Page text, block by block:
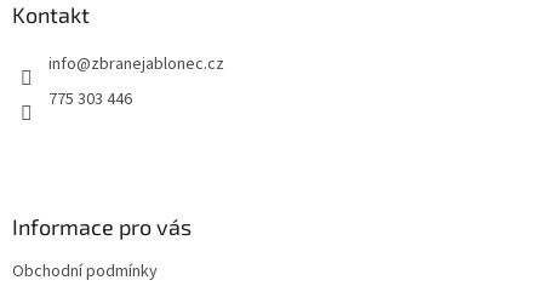
Kontakt
info@zbranejablonec.cz
775 303 446
Informace pro vás
Obchodní podmínky